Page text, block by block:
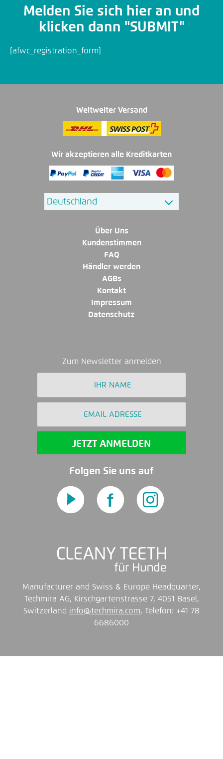
Melden Sie sich hier an und
klicken dann "SUBMIT"
[afwc_registration_form]
Weltweiter Versand
Wir akzeptieren alle Kreditkarten
Über Uns
Kundenstimmen
FAQ
Händler werden
AGBs
Kontakt
Impressum
Datenschutz
Zum Newsletter anmelden
Folgen Sie uns auf
Manufacturer and Swiss & Europe Headquarter,
Techmira AG, Kirschgartenstrasse 7, 4051 Basel,
Switzerland info@techmira.com, Telefon: +41 78
6686000